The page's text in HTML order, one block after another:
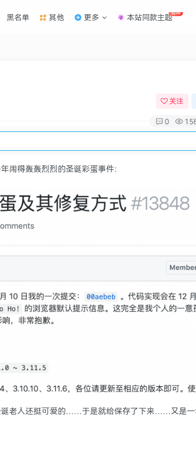
黑名单 其他 更多 本站同款主题直降
关注
0
闹得轰轰烈烈的圣诞彩蛋事件：
诞老人还挺可爱的……于是就给保存了下来……又是